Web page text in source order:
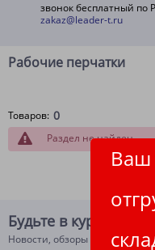
звонок бесплатный по
zakaz@leader-t.ru
Ваш
Рабочие перчатки
Товаров: 0
Раздел не найден
Будьте в курсе!
Новости, обзоры и акции